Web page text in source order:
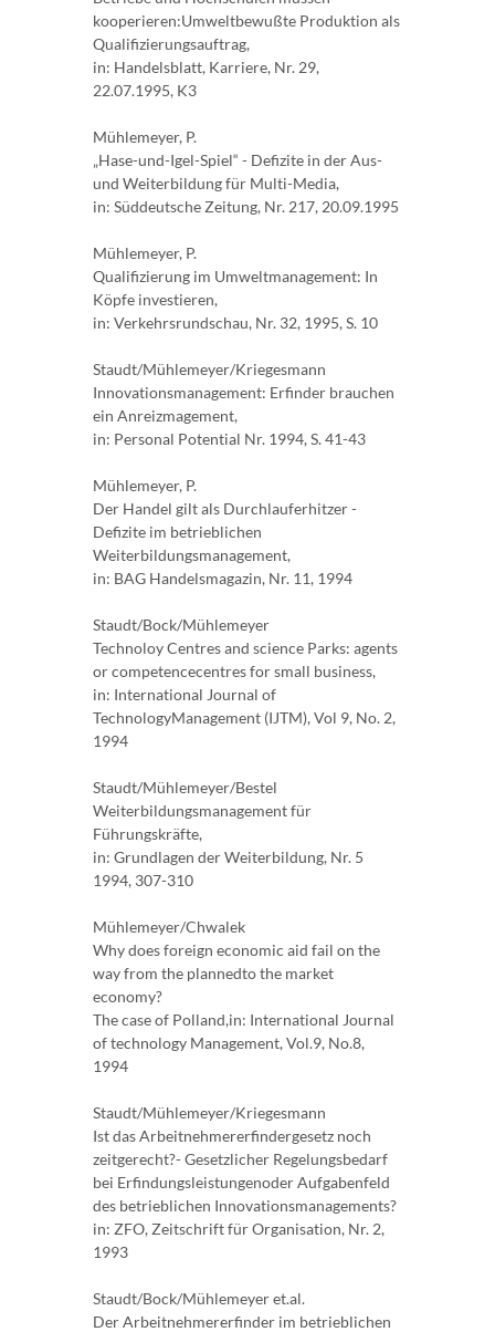
kooperieren:Umweltbewußte Produktion als
Qualifizierungsauftrag,
in: Handelsblatt, Karriere, Nr. 29,
22.07.1995, K3
Mühlemeyer, P.
„Hase-und-Igel-Spiel“ - Defizite in der Aus-
und Weiterbildung für Multi-Media,
in: Süddeutsche Zeitung, Nr. 217, 20.09.1995
Mühlemeyer, P.
Qualifizierung im Umweltmanagement: In
Köpfe investieren,
in: Verkehrsrundschau, Nr. 32, 1995, S. 10
Staudt/Mühlemeyer/Kriegesmann
Innovationsmanagement: Erfinder brauchen
ein Anreizmagement,
in: Personal Potential Nr. 1994, S. 41-43
Mühlemeyer, P.
Der Handel gilt als Durchlauferhitzer -
Defizite im betrieblichen
Weiterbildungsmanagement,
in: BAG Handelsmagazin, Nr. 11, 1994
Staudt/Bock/Mühlemeyer
Technoloy Centres and science Parks: agents
or competencecentres for small business,
in: International Journal of
TechnologyManagement (IJTM), Vol 9, No. 2,
1994
Staudt/Mühlemeyer/Bestel
Weiterbildungsmanagement für
Führungskräfte,
in: Grundlagen der Weiterbildung, Nr. 5
1994, 307-310
Mühlemeyer/Chwalek
Why does foreign economic aid fail on the
way from the plannedto the market
economy?
The case of Polland,in: International Journal
of technology Management, Vol.9, No.8,
1994
Staudt/Mühlemeyer/Kriegesmann
Ist das Arbeitnehmererfindergesetz noch
zeitgerecht?- Gesetzlicher Regelungsbedarf
bei Erfindungsleistungenoder Aufgabenfeld
des betrieblichen Innovationsmanagements?
in: ZFO, Zeitschrift für Organisation, Nr. 2,
1993
Staudt/Bock/Mühlemeyer et.al.
Der Arbeitnehmererfinder im betrieblichen